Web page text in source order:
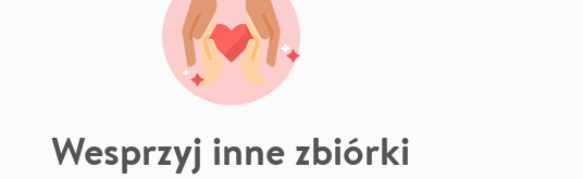
Wesprzyj inne zbiórki